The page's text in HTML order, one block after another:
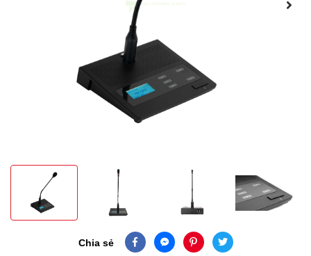
Chia sẻ